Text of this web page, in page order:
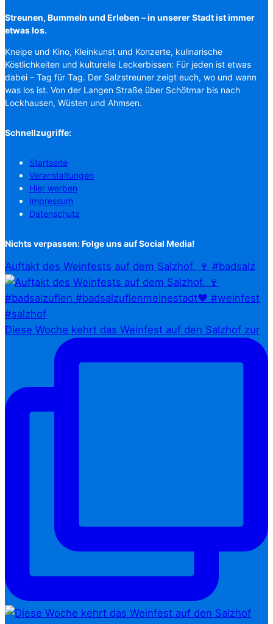
Streunen, Bummeln und Erleben – in unserer Stadt ist immer
etwas los.
Kneipe und Kino, Kleinkunst und Konzerte, kulinarische
Köstlichkeiten und kulturelle Leckerbissen: Für jeden ist etwas
dabei – Tag für Tag. Der Salzstreuner zeigt euch, wo und wann
was los ist. Von der Langen Straße über Schötmar bis nach
Lockhausen, Wüsten und Ahmsen.
Schnellzugriffe:
Startseite
Veranstaltungen
Hier werben
Impressum
Datenschutz
Nichts verpassen: Folge uns auf Social Media!
Auftakt des Weinfests auf dem Salzhof. 🍷 #badsalz
Diese Woche kehrt das Weinfest auf den Salzhof zur